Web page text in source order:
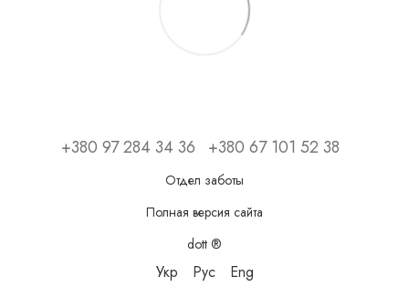
+380 97 284 34 36 +380 67 101 52 38
Отдел заботы
Полная версия сайта
dott ®
Укр Рус Eng